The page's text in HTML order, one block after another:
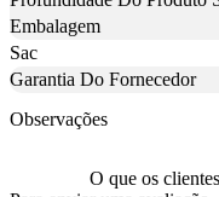
Embalagem
Sac
Garantia Do Fornecedor
Observações
O que os